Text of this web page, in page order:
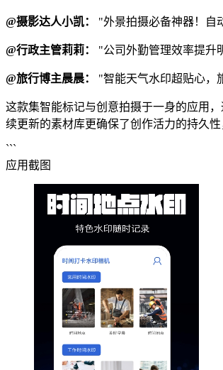
@摄影达人小凯： "外景拍摄必备神器！自
@行政主管莉莉： "公司外勤管理效率提升
@旅行博主晨晨： "智能天气水印超贴心，
这款集智能标记与创意拍摄于一身的应用
续更新的素材库更确保了创作活力的持久
```
应用截图